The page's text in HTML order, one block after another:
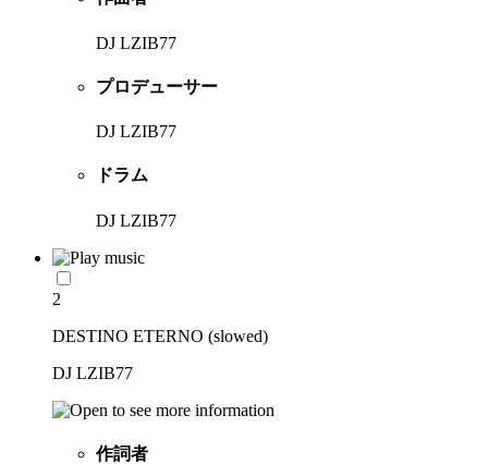
DJ LZIB77
プロデューサー
DJ LZIB77
ドラム
DJ LZIB77
2
DESTINO ETERNO (slowed)
DJ LZIB77
作詞者